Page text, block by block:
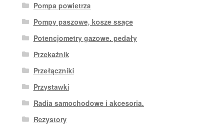
Pompa powietrza
Pompy paszowe, kosze ssące
Potencjometry gazowe. pedały
Przekaźnik
Przełączniki
Przystawki
Radia samochodowe i akcesoria.
Rezystory